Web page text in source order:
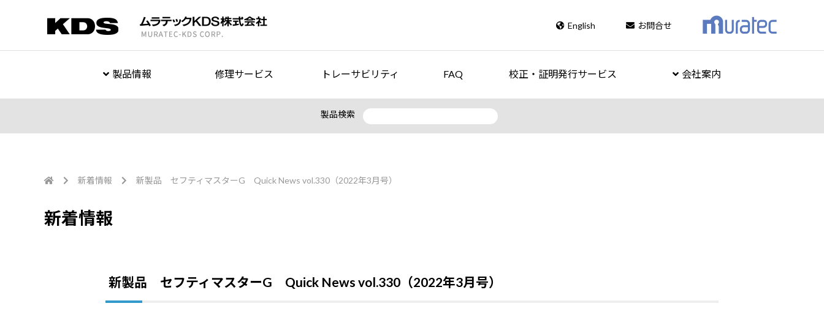
English お問合せ
製品情報 修理サービス トレーサビリティ FAQ 校正・証明発行サービス 会社案内
製品検索
新着情報 新製品 セフティマスターG Quick News vol.330（2022年3月号）
新着情報
新製品 セフティマスターG Quick News vol.330（2022年3月号）